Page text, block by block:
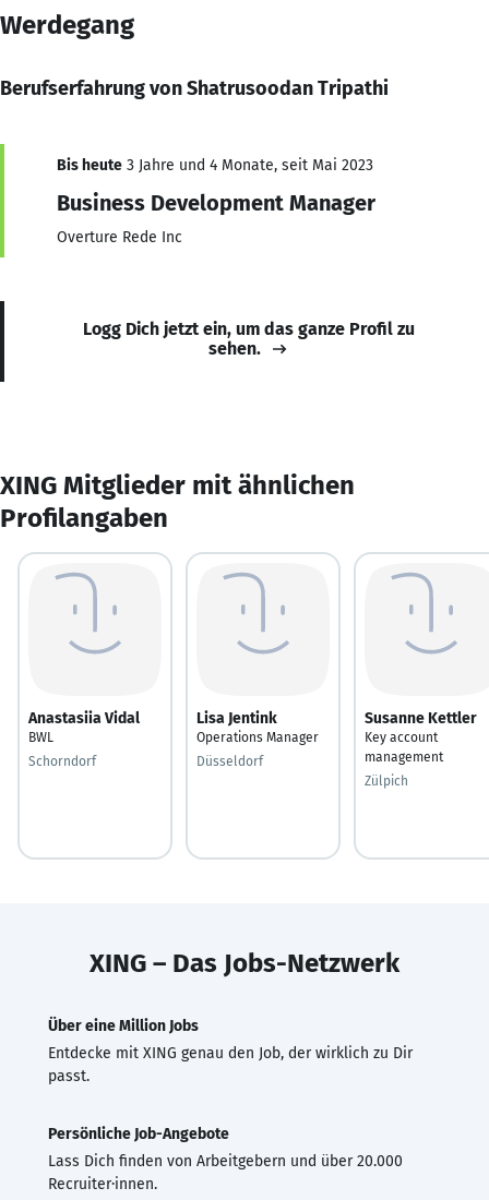
Werdegang
Berufserfahrung von Shatrusoodan Tripathi
Bis heute 3 Jahre und 4 Monate, seit Mai 2023
Business Development Manager
Overture Rede Inc
Logg Dich jetzt ein, um das ganze Profil zu
sehen.
XING Mitglieder mit ähnlichen
Profilangaben
Anastasiia Vidal
BWL
Schorndorf
Lisa Jentink
Operations Manager
Düsseldorf
Susanne Kettler
Key account
management
Zülpich
XING – Das Jobs-Netzwerk
Über eine Million Jobs
Entdecke mit XING genau den Job, der wirklich zu Dir
passt.
Persönliche Job-Angebote
Lass Dich finden von Arbeitgebern und über 20.000
Recruiter·innen.